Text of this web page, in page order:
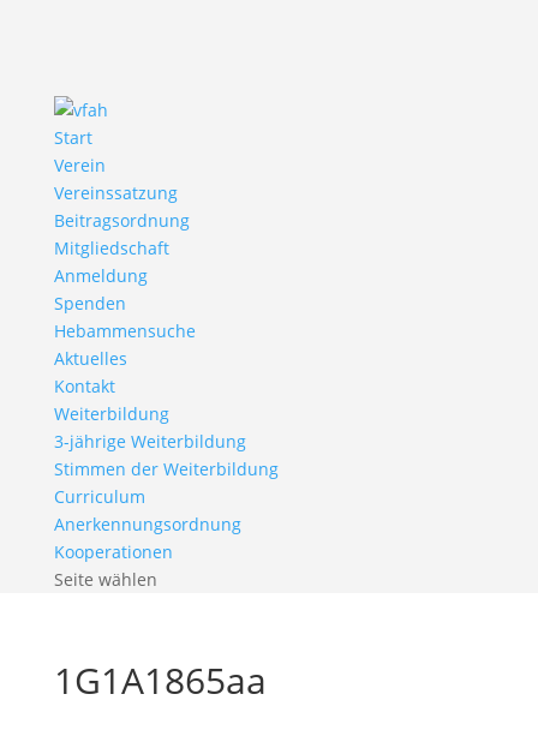
Start
Verein
Vereinssatzung
Beitragsordnung
Mitgliedschaft
Anmeldung
Spenden
Hebammensuche
Aktuelles
Kontakt
Weiterbildung
3-jährige Weiterbildung
Stimmen der Weiterbildung
Curriculum
Anerkennungsordnung
Kooperationen
Seite wählen
1G1A1865aa